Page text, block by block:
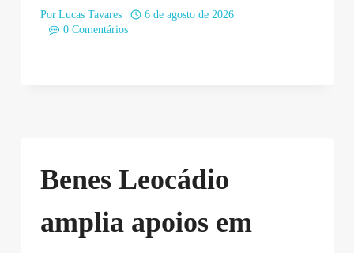
Por Lucas Tavares
6 de agosto de 2026
0 Comentários
Benes Leocádio
amplia apoios em